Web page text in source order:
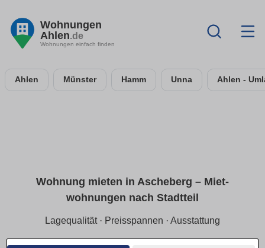
Wohnungen
Ahlen.de
Wohnungen einfach finden
Ahlen Münster Hamm Unna Ahlen -
Wohnung mieten in Ascheberg – Miet­
wohnungen nach Stadtteil
Lagequalität · Preisspannen · Ausstattung
Finde Mietwohnungen in Ascheberg gezielt nach Stadtteil